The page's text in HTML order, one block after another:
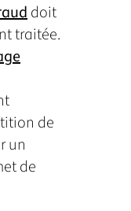
doit
traitée.
de
un
de